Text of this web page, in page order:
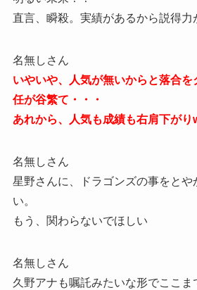
直言、瞬殺。実績があるから説得力
名無しさん
いやいや、人気が無いからと落合
任が谷繁て・・・
あれから、人気も成績も右肩下がり
名無しさん
星野さんに、ドラゴンズの事をとや
い。
もう、関わらないでほしい
名無しさん
久野アナも嘱託みたいな形でここ